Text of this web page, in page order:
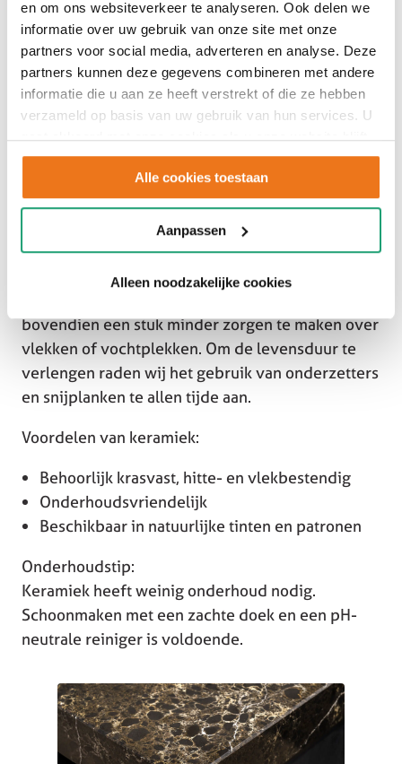
en om ons websiteverkeer te analyseren. Ook delen we
informatie over uw gebruik van onze site met onze
partners voor social media, adverteren en analyse. Deze
partners kunnen deze gegevens combineren met andere
informatie die u aan ze heeft verstrekt of die ze hebben
verzameld op basis van uw gebruik van hun services. U
gaat akkoord met onze cookies als u onze website blijft
gebruiken.
Alle cookies toestaan
Aanpassen
Alleen noodzakelijke cookies
Keramiek combineert schoonheid met
uitzonderlijke praktische eigenschappen. Het
materiaal is gemaakt van gebakken klei en kan
daardoor uitstekend tegen hitte, krassen en
bovendien een stuk minder zorgen te maken over
vlekken of vochtplekken. Om de levensduur te
verlengen raden wij het gebruik van onderzetters
en snijplanken te allen tijde aan.
Voordelen van keramiek:
Behoorlijk krasvast, hitte- en vlekbestendig
Onderhoudsvriendelijk
Beschikbaar in natuurlijke tinten en patronen
Onderhoudstip:
Keramiek heeft weinig onderhoud nodig.
Schoonmaken met een zachte doek en een pH-
neutrale reiniger is voldoende.